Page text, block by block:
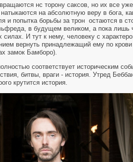
нс торону саксов, но их все
на абсолютную веру в бога,
и попытка борьбы за трон остаются в
в будущем великом, а пока лишь
силах. И тут к нему, человеку с
вернуть принадлежащий ему по
замок Бамборо).
соответствует историческим
битвы, враги - история. Утред
крутится история.